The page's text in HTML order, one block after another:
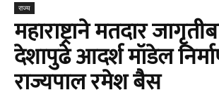
राज्य
महाराष्ट्राने मतदार
देशापुढे आदर्श मॉडेल